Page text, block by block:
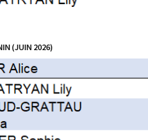
(JUIN 2026)